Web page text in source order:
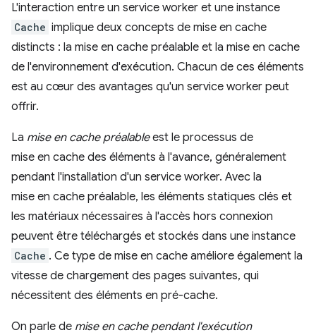
L'interaction entre un service worker et une instance
Cache implique deux concepts de mise en cache
distincts : la mise en cache préalable et la mise en cache
de l'environnement d'exécution. Chacun de ces éléments
est au cœur des avantages qu'un service worker peut
offrir.
La mise en cache préalableest le processus de
mise en cache des éléments à l'avance, généralement
pendant l'installation d'un service worker. Avec la
mise en cache préalable, les éléments statiques clés et
les matériaux nécessaires à l'accès hors connexion
peuvent être téléchargés et stockés dans une instance
Cache . Ce type de mise en cache améliore également la
vitesse de chargement des pages suivantes, qui
nécessitent des éléments en pré-cache.
On parle de mise en cache pendant l'exécution